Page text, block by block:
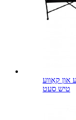
קאַווע
טיש סעט